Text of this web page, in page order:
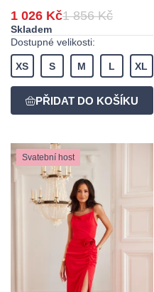
1 026 Kč1 856 Kč
Skladem
Dostupné velikosti:
XS S M L XL
Svatební host